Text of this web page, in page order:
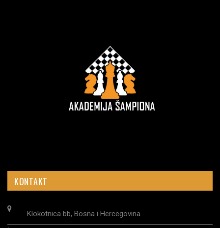
KONTAKT
Klokotnica bb, Bosna i Hercegovina